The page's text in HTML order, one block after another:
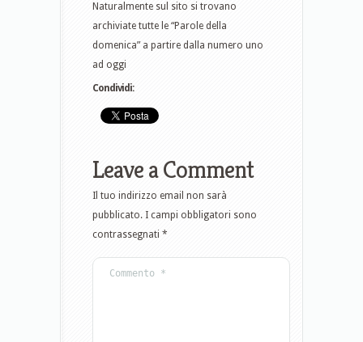
Naturalmente sul sito si trovano
archiviate tutte le “Parole della
domenica” a partire dalla numero uno
ad oggi
Condividi:
Leave a Comment
Il tuo indirizzo email non sarà
pubblicato. I campi obbligatori sono
contrassegnati *